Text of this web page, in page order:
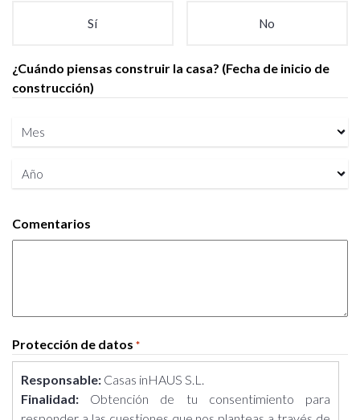
Sí No
¿Cuándo piensas construir la casa? (Fecha de inicio de
construcción)
Mes
Año
Comentarios
Protección de datos *
Responsable: Casas inHAUS S.L.
Finalidad: Obtención de tu consentimiento para